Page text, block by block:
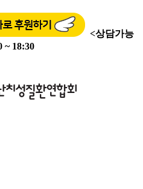
<상담가능
~ 18:30